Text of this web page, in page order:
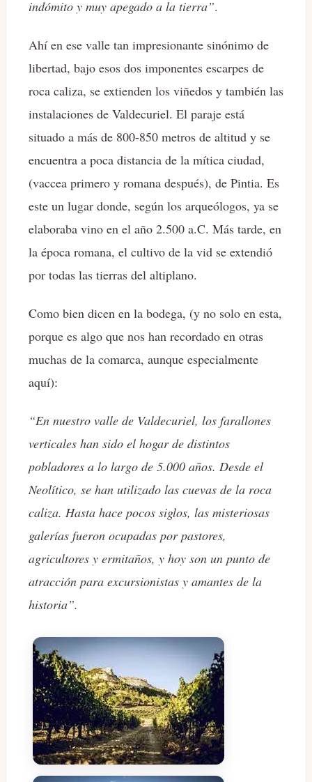
indómito y muy apegado a la tierra”.
Ahí en ese valle tan impresionante sinónimo de
libertad, bajo esos dos imponentes escarpes de
roca caliza, se extienden los viñedos y también las
instalaciones de Valdecuriel. El paraje está
situado a más de 800-850 metros de altitud y se
encuentra a poca distancia de la mítica ciudad,
(vaccea primero y romana después), de Pintia. Es
este un lugar donde, según los arqueólogos, ya se
elaboraba vino en el año 2.500 a.C. Más tarde, en
la época romana, el cultivo de la vid se extendió
por todas las tierras del altiplano.
Como bien dicen en la bodega, (y no solo en esta,
porque es algo que nos han recordado en otras
muchas de la comarca, aunque especialmente
aquí):
“En nuestro valle de Valdecuriel, los farallones
verticales han sido el hogar de distintos
pobladores a lo largo de 5.000 años. Desde el
Neolítico, se han utilizado las cuevas de la roca
caliza. Hasta hace pocos siglos, las misteriosas
galerías fueron ocupadas por pastores,
agricultores y ermitaños, y hoy son un punto de
atracción para excursionistas y amantes de la
historia”.